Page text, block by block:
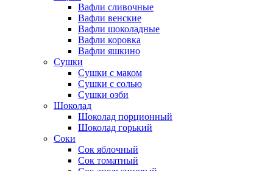
Вафли сливочные
Вафли венские
Вафли шоколадные
Вафли коровка
Вафли яшкино
Сушки
Сушки с маком
Сушки с солью
Сушки озби
Шоколад
Шоколад порционный
Шоколад горький
Соки
Сок яблочный
Сок томатный